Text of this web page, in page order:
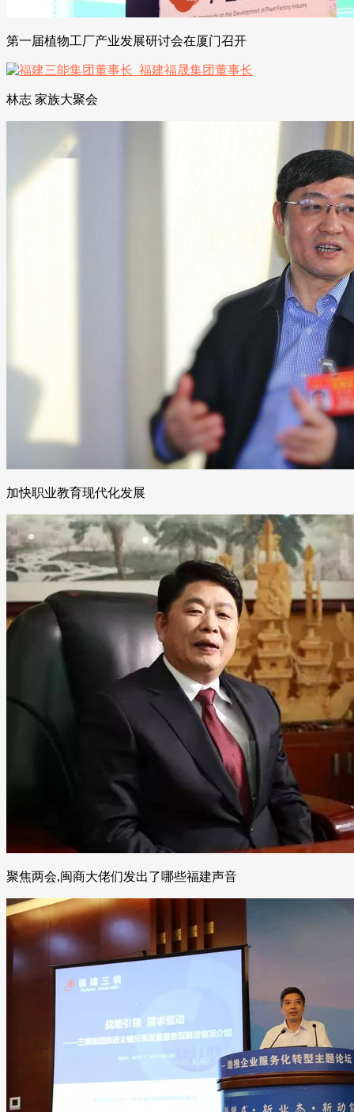
第一届植物工厂产业发展研讨会在厦门召开
林志 家族大聚会
加快职业教育现代化发展
聚焦两会,闽商大佬们发出了哪些福建声音